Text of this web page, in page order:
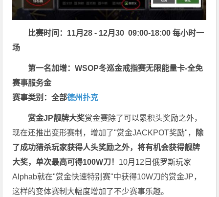
比赛时间：11月28 - 12月30 09:00-18:00 每小时一
场
第一名加增：WSOP冬巡金戒指赛无限能量卡-全免
赛事服务金
赛事类别：全部德州扑克
赏金JP靓牌大奖赏金赛除了可以累积头奖励之外，
现在还推出变形赛制，增加了"赏金JACKPOT奖励"，
除
了成功猎杀玩家获得人头奖励之外，将有机会获得靓牌
大奖，单次最高可得100W刀！ 10月12日俄罗斯玩家
Alphab就在"赏金快速特别赛"中获得10W刀的赏金JP，
这样的变体赛制大幅度增加了不少赛事乐趣。